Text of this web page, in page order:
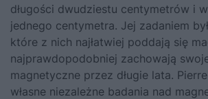
długości dwudziestu centymetrów i
jednego centymetra. Jej zadaniem
które z nich najłatwiej poddają się
najprawdopodobniej zachowają
magnetyczne przez długie lata.
własne niezależne badania nad